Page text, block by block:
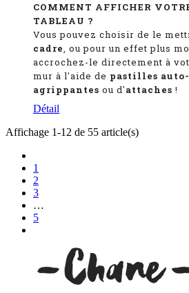
COMMENT AFFICHER
TABLEAU ?
Vous pouvez choisir de le
cadre, ou pour un effet plus
accrochez-le directement à
mur à l'aide de pastilles auto-
agrippantes ou d'attaches !
Détail
Affichage 1-12 de 55 article(s)
1
2
3
…
5